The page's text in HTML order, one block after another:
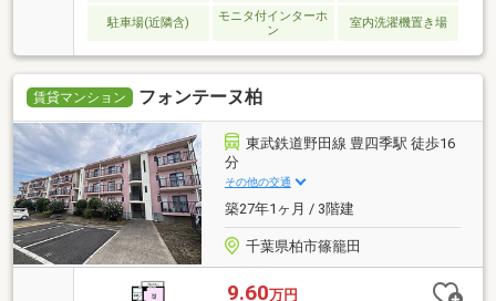
駐車場(近隣含)
モニタ付インターホ
ン
室内洗濯機置き場
賃貸マンション フォンテーヌ柏
東武鉄道野田線 豊四季駅 徒歩16
分
その他の交通
築27年1ヶ月 / 3階建
千葉県柏市篠籠田
9.60万円